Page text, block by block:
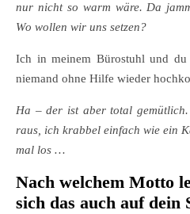
nur nicht so warm wäre. Da
Wo wollen wir uns setzen?
Ich in meinem Bürostuhl und du
niemand ohne Hilfe wieder
Ha – der ist aber total
raus, ich krabbel einfach wie ein
mal los …
Nach welchem Motto
sich das auch auf dein